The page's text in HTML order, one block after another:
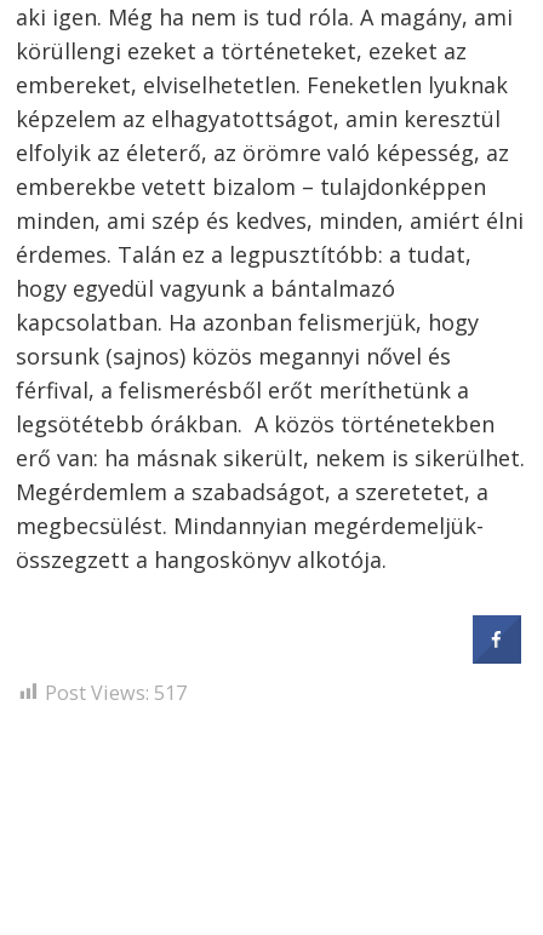
aki igen. Még ha nem is tud róla. A magány, ami
körüllengi ezeket a történeteket, ezeket az
embereket, elviselhetetlen. Feneketlen lyuknak
képzelem az elhagyatottságot, amin keresztül
elfolyik az életerő, az örömre való képesség, az
emberekbe vetett bizalom – tulajdonképpen
minden, ami szép és kedves, minden, amiért élni
érdemes. Talán ez a legpusztítóbb: a tudat,
hogy egyedül vagyunk a bántalmazó
kapcsolatban. Ha azonban felismerjük, hogy
sorsunk (sajnos) közös megannyi nővel és
férfival, a felismerésből erőt meríthetünk a
legsötétebb órákban. A közös történetekben
erő van: ha másnak sikerült, nekem is sikerülhet.
Megérdemlem a szabadságot, a szeretetet, a
megbecsülést. Mindannyian megérdemeljük-
összegzett a hangoskönyv alkotója.
Post Views: 517